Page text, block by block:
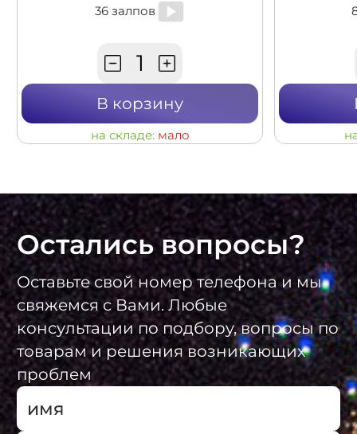
36 залпов
В корзину
на складе: мало
Остались вопросы?
Оставьте свой номер телефона и мы
свяжемся с Вами. Любые
консультации по подбору, вопросы по
товарам и решения возникающих
проблем